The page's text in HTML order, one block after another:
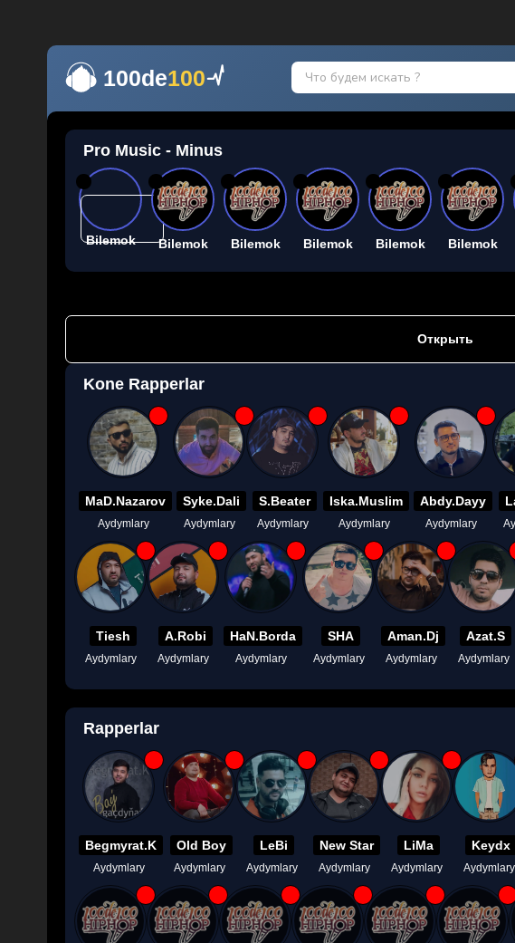
100de100
Pro Music - Minus
Bilemok Bilemok Bilemok Bilemok Bilemok Bilemok
Открыть
Kone Rapperlar
MaD.Nazarov
Aydymlary
Syke.Dali
Aydymlary
S.Beater
Aydymlary
Iska.Muslim
Aydymlary
Abdy.Dayy
Aydymlary
Tiesh
Aydymlary
A.Robi
Aydymlary
HaN.Borda
Aydymlary
SHA
Aydymlary
Aman.Dj
Aydymlary
Azat.S
Aydymlary
Rapperlar
Begmyrat.K
Aydymlary
Old Boy
Aydymlary
LeBi
Aydymlary
New Star
Aydymlary
LiMa
Aydymlary
Keydx
Aydymlary